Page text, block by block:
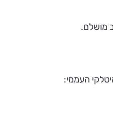
מושלם.
העממי: